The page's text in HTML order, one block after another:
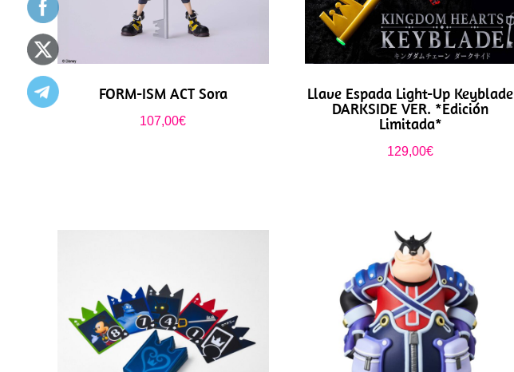
FORM-ISM ACT Sora
107,00€
Llave Espada Light-Up Keyblade
DARKSIDE VER. *Edición
Limitada*
129,00€